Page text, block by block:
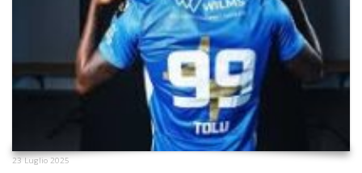
23 Luglio 2025